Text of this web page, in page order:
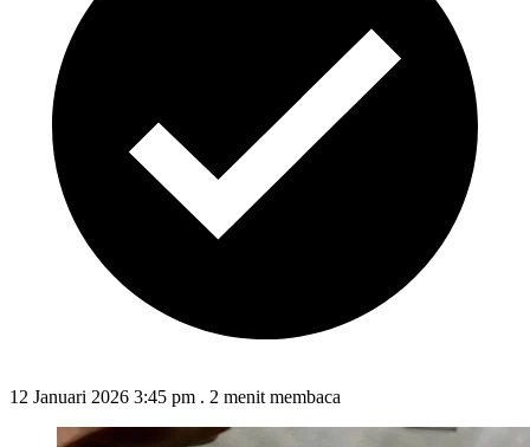
12 Januari 2026 3:45 pm . 2 menit membaca